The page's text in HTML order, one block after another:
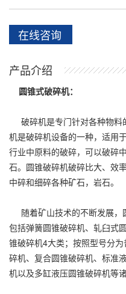
在线咨询
产品介绍
圆锥式破碎机：
破碎机是专门针对各种物料
机是破碎机设备的一种，适用
行业中原料的破碎，可以破碎
石。圆锥破碎机破碎比大、效
中碎和细碎各种矿石，岩石。
随着矿山技术的不断发展，
包括弹簧圆锥破碎机、轧臼式
锥破碎机4大类；按照型号分
碎机、复合圆锥破碎机、标准
机以及多缸液压圆锥破碎机等诸